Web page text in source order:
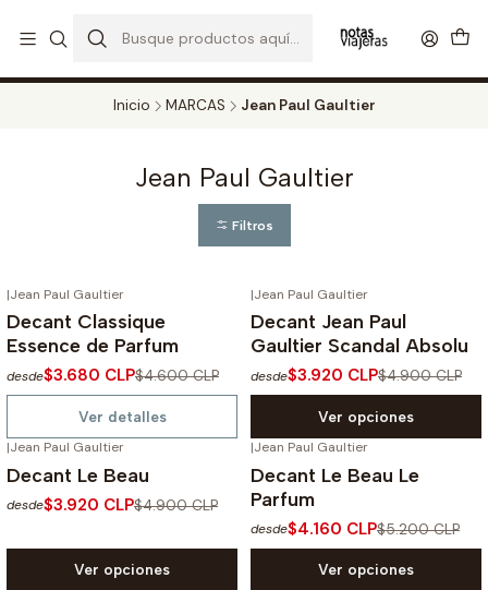
TODOS LOS DECANTS
Inicio MARCAS Jean Paul Gaultier
Jean Paul Gaultier
Filtros
-20%OFF
Agotado
|Jean Paul Gaultier
Decant Classique
Essence de Parfum
desde$3.680 CLP$4.600 CLP
Ver detalles
-20%OFF
|Jean Paul Gaultier
Decant Jean Paul
Gaultier Scandal Absolu
desde$3.920 CLP$4.900 CLP
Ver opciones
|Jean Paul Gaultier
Decant Le Beau
desde$3.920 CLP$4.900 CLP
Ver opciones
|Jean Paul Gaultier
Decant Le Beau Le
Parfum
desde$4.160 CLP$5.200 CLP
Ver opciones